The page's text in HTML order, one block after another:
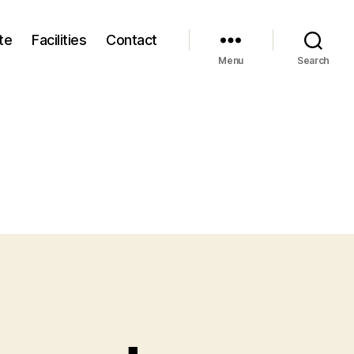
Facilities Contact
Menu Search